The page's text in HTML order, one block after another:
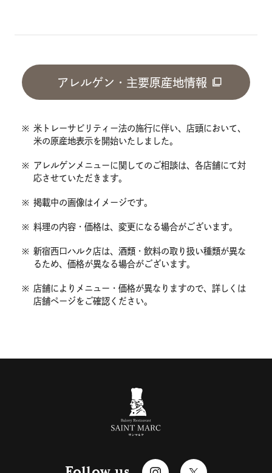
アレルゲン・主要原産地情報
※ 米トレーサビリティー法の施行に伴い、店頭において、
米の原産地表示を開始いたしました。
※ アレルゲンメニューに関してのご相談は、各店舗にて対
応させていただきます。
※ 掲載中の画像はイメージです。
※ 料理の内容・価格は、変更になる場合がございます。
※ 新宿西口ハルク店は、酒類・飲料の取り扱い種類が異な
るため、価格が異なる場合がございます。
※ 店舗によりメニュー・価格が異なりますので、詳しくは
店舗ページをご確認ください。